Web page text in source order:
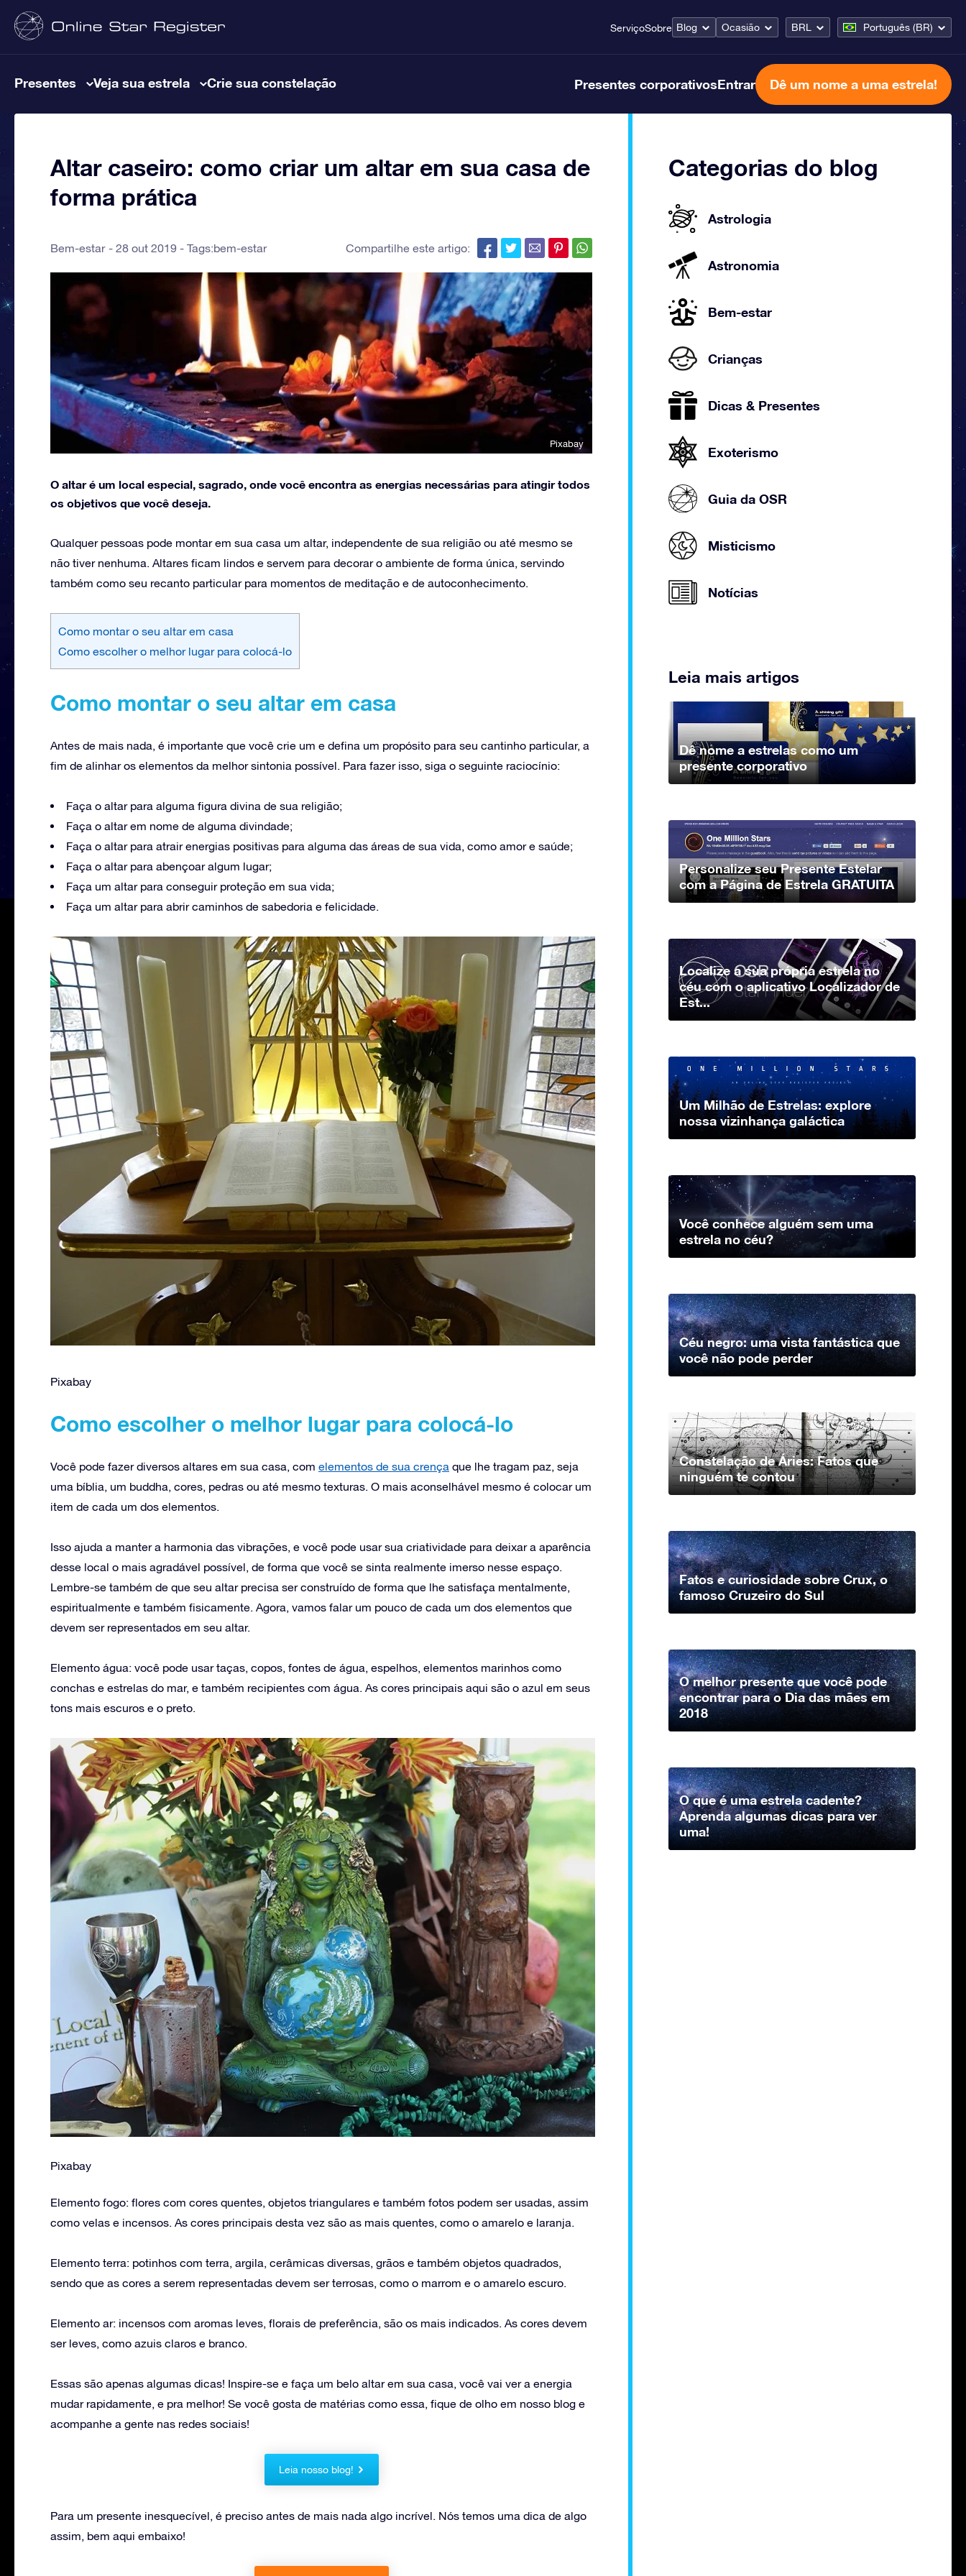
ServiçoSobre Blog Ocasião BRL Português (BR)
Presentes Veja sua estrela Crie sua constelação Presentes corporativosEntrar Dê um nome a uma estrela!
Altar caseiro: como criar um altar em sua casa de
forma prática
Bem-estar 28 out 2019 - Tags:bem-estar Compartilhe este artigo:
Pixabay
O altar é um local especial, sagrado, onde você encontra as energias necessárias para atingir todos
os objetivos que você deseja.
Qualquer pessoas pode montar em sua casa um altar, independente de sua religião ou até mesmo se
não tiver nenhuma. Altares ficam lindos e servem para decorar o ambiente de forma única, servindo
também como seu recanto particular para momentos de meditação e de autoconhecimento.
Como montar o seu altar em casa
Como escolher o melhor lugar para colocá-lo
Como montar o seu altar em casa
Antes de mais nada, é importante que você crie um e defina um propósito para seu cantinho particular, a
fim de alinhar os elementos da melhor sintonia possível. Para fazer isso, siga o seguinte raciocínio:
Faça o altar para alguma figura divina de sua religião;
Faça o altar em nome de alguma divindade;
Faça o altar para atrair energias positivas para alguma das áreas de sua vida, como amor e saúde;
Faça o altar para abençoar algum lugar;
Faça um altar para conseguir proteção em sua vida;
Faça um altar para abrir caminhos de sabedoria e felicidade.
Pixabay
Como escolher o melhor lugar para colocá-lo
Você pode fazer diversos altares em sua casa, com elementos de sua crença que lhe tragam paz, seja
uma bíblia, um buddha, cores, pedras ou até mesmo texturas. O mais aconselhável mesmo é colocar um
item de cada um dos elementos.
Isso ajuda a manter a harmonia das vibrações, e você pode usar sua criatividade para deixar a aparência
desse local o mais agradável possível, de forma que você se sinta realmente imerso nesse espaço.
Lembre-se também de que seu altar precisa ser construído de forma que lhe satisfaça mentalmente,
espiritualmente e também fisicamente. Agora, vamos falar um pouco de cada um dos elementos que
devem ser representados em seu altar.
Elemento água: você pode usar taças, copos, fontes de água, espelhos, elementos marinhos como
conchas e estrelas do mar, e também recipientes com água. As cores principais aqui são o azul em seus
tons mais escuros e o preto.
Pixabay
Elemento fogo: flores com cores quentes, objetos triangulares e também fotos podem ser usadas, assim
como velas e incensos. As cores principais desta vez são as mais quentes, como o amarelo e laranja.
Elemento terra: potinhos com terra, argila, cerâmicas diversas, grãos e também objetos quadrados,
sendo que as cores a serem representadas devem ser terrosas, como o marrom e o amarelo escuro.
Elemento ar: incensos com aromas leves, florais de preferência, são os mais indicados. As cores devem
ser leves, como azuis claros e branco.
Essas são apenas algumas dicas! Inspire-se e faça um belo altar em sua casa, você vai ver a energia
mudar rapidamente, e pra melhor! Se você gosta de matérias como essa, fique de olho em nosso blog e
acompanhe a gente nas redes sociais!
Leia nosso blog!
Para um presente inesquecível, é preciso antes de mais nada algo incrível. Nós temos uma dica de algo
assim, bem aqui embaixo!
Categorias do blog
Astrologia
Astronomia
Bem-estar
Crianças
Dicas & Presentes
Exoterismo
Guia da OSR
Misticismo
Notícias
Leia mais artigos
Dê nome a estrelas como um
presente corporativo
Personalize seu Presente Estelar
com a Página de Estrela GRATUITA
Localize a sua própria estrela no
céu com o aplicativo Localizador de
Est...
Um Milhão de Estrelas: explore
nossa vizinhança galáctica
Você conhece alguém sem uma
estrela no céu?
Céu negro: uma vista fantástica que
você não pode perder
Constelação de Áries: Fatos que
ninguém te contou
Fatos e curiosidade sobre Crux, o
famoso Cruzeiro do Sul
O melhor presente que você pode
encontrar para o Dia das mães em
2018
O que é uma estrela cadente?
Aprenda algumas dicas para ver
uma!